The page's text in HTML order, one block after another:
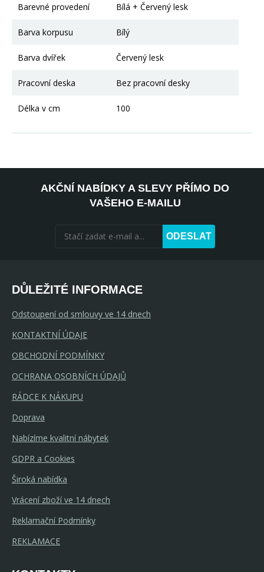
Barevné provedení Bílá + Červený lesk
Barva korpusu Bílý
Barva dvířek Červený lesk
Pracovní deska Bez pracovní desky
Délka v cm 100
AKČNÍ NABÍDKY A SLEVY PŘÍMO DO
VAŠEHO E-MAILU
ODESLAT
DŮLEŽITÉ INFORMACE
Odstoupení od smlouvy ve 14 dnech
KONTAKTNÍ ÚDAJE
OBCHODNÍ PODMÍNKY
OCHRANA OSOBNÍCH ÚDAJŮ
RÁDCE K NÁKUPU
Doprava
Nabízíme kvalitní nábytek
GDPR a Cookies
Široká nabídka
Vrácení zboží ve 14 dnech
Reklamační Podmínky
REKLAMACE